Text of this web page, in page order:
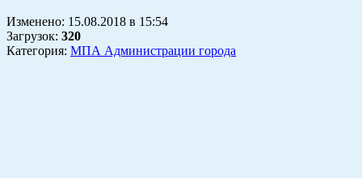
Изменено: 15.08.2018 в 15:54
Загрузок: 320
Категория: МПА Администрации города